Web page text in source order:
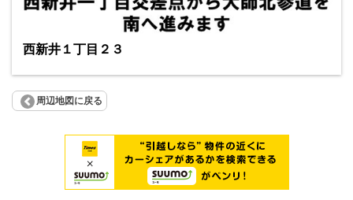
西新井１丁目２３
周辺地図に戻る